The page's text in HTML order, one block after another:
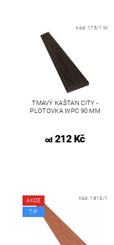
Kód: 175/1 M
TMAVÝ KAŠTAN CITY -
PLOTOVKA WPC 90 MM
od212 Kč
AKCE
TIP
Kód: 1813/1